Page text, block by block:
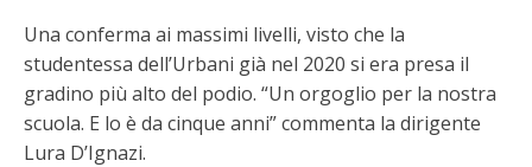
Una conferma ai massimi livelli, visto che la
studentessa dell’Urbani già nel 2020 si era presa il
gradino più alto del podio. “Un orgoglio per la nostra
scuola. E lo è da cinque anni” commenta la dirigente
Lura D’Ignazi.